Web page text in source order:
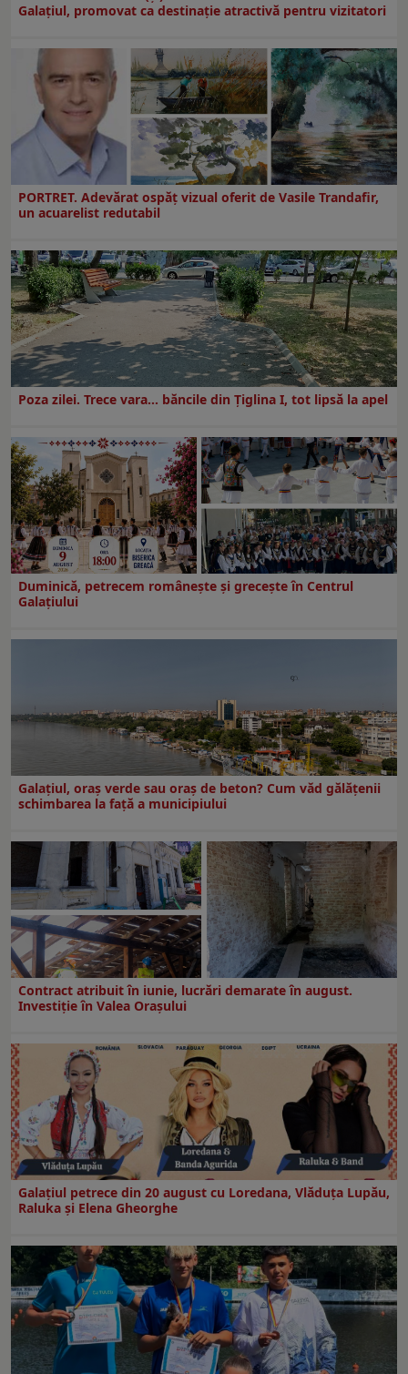
Galaţiul, promovat ca destinaţie atractivă pentru vizitatori
PORTRET. Adevărat ospăț vizual oferit de Vasile Trandafir,
un acuarelist redutabil
Poza zilei. Trece vara… băncile din Ţiglina I, tot lipsă la apel
Duminică, petrecem româneşte şi greceşte în Centrul
Galaţiului
Galațiul, oraș verde sau oraș de beton? Cum văd gălățenii
schimbarea la față a municipiului
Contract atribuit în iunie, lucrări demarate în august.
Investiţie în Valea Oraşului
Galaţiul petrece din 20 august cu Loredana, Vlăduța Lupău,
Raluka și Elena Gheorghe